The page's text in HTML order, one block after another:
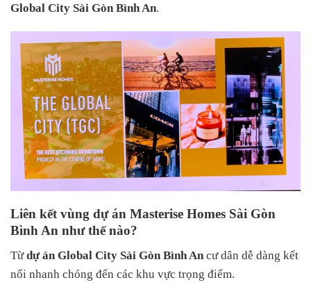
Global City Sài Gòn Bình An.
Liên kết vùng dự án Masterise Homes Sài Gòn
Bình An như thế nào?
Từdự án Global City Sài Gòn Bình An cư dân dễ dàng kết
nối nhanh chóng đến các khu vực trọng điểm.